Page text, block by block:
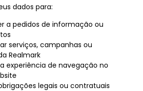
dados para:
a pedidos de informação ou
serviços, campanhas ou
Realmark
experiência de navegação no
legais ou contratuais